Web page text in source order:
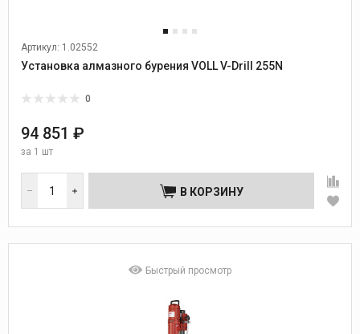
Артикул: 1.02552
Установка алмазного бурения VOLL V-Drill 255N
0
94 851 ₽
за 1 шт
В КОРЗИНУ
Быстрый просмотр